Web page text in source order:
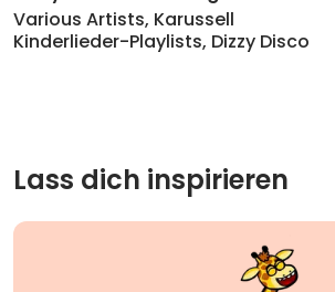
Various Artists, Karussell
Kinderlieder-Playlists, Dizzy Disco
Lass dich inspirieren